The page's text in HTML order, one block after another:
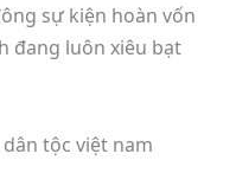
sự kiện hoàn vốn
đang luôn xiêu bạt
tộc việt nam